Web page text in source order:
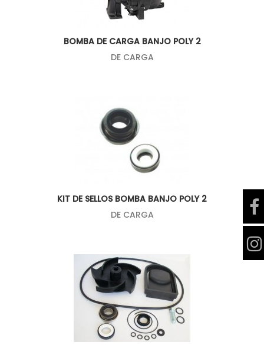
BOMBA DE CARGA BANJO POLY 2
DE CARGA
KIT DE SELLOS BOMBA BANJO POLY 2
DE CARGA